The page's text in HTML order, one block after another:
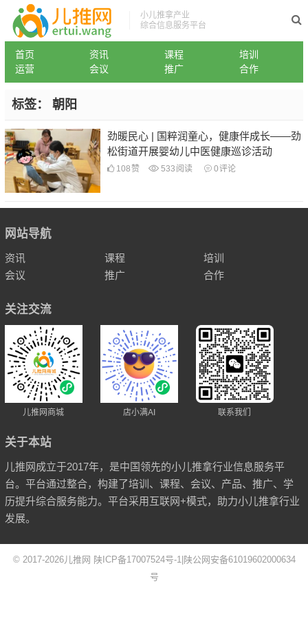
小儿推拿产业
综合信息服务平台
首页 资讯 课程
培训
运营
会议 推广 合作
标签： 朝阳
劲暖民心 | 国粹润童心，健康伴成长——劲
松街道开展婴幼儿中医健康巡诊活动
108 赞 533 阅读 0评论
网站导航
资讯 课程
培训
会议
推广 合作
关注交流
儿推网商城 店小满AI 联系我们
关于本站
儿推网成立于2017年，是中国领先的小儿推拿行业信息服务平
台。平台通过整合，构建了培训、课程、会议、产品、推广、学
历提升综合服务能力。平台采用互联网+模式，助力小儿推拿行业
发展。
© 2017-2026儿推网 陕ICP备17007524号-1 |陕公网安备61019602000634
号